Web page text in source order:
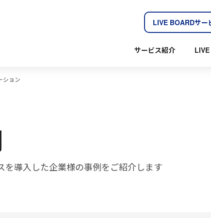
LIVE BOARDサー
サービス紹介
ション
を導入した企業様の事例をご紹介します